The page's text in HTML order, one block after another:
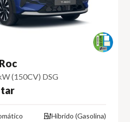
(150CV) DSG
Híbrido (Gasolina)